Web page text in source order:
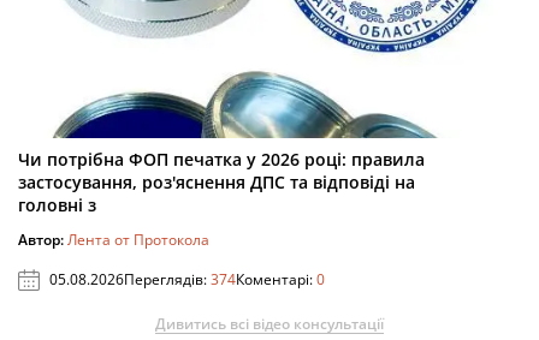
Чи потрібна ФОП печатка у 2026 році: правила
застосування, роз'яснення ДПС та відповіді на
головні з
Автор:Лента от Протокола
05.08.2026Переглядів:374Коментарі:0
Дивитись всі відео консультації